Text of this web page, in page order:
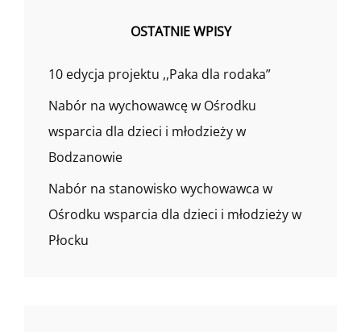
OSTATNIE WPISY
10 edycja projektu ,,Paka dla rodaka”
Nabór na wychowawcę w Ośrodku
wsparcia dla dzieci i młodzieży w
Bodzanowie
Nabór na stanowisko wychowawca w
Ośrodku wsparcia dla dzieci i młodzieży w
Płocku